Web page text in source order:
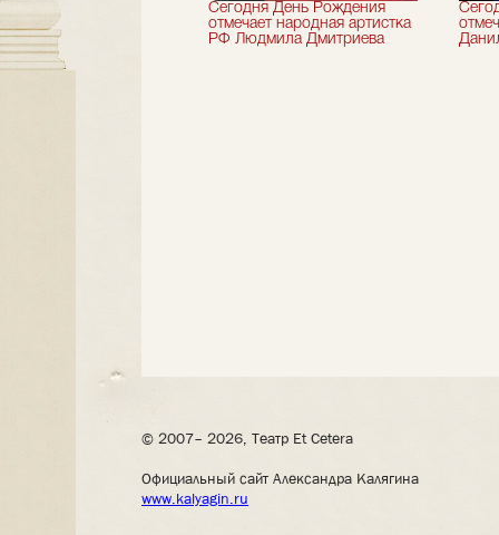
искусств
Николай Максимов
Сегодня День Рождения
отмечает народная артистка
РФ Людмила Дмитриева
© 2007– 2026, Театр Et Cetera
Официальный сайт Александра Калягина
www.kalyagin.ru